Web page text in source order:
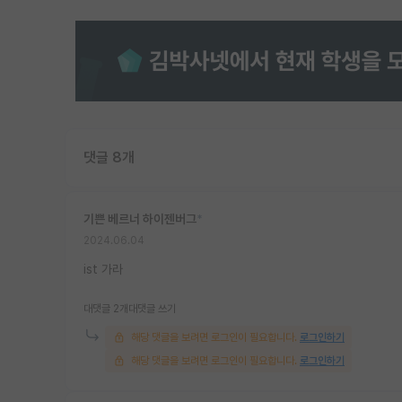
댓글 8개
기쁜 베르너 하이젠버그
ist 가라
대댓글 2개 대댓글 쓰기
해당 댓글을 보려면 로그인이 필요합니다. 로그인하기
해당 댓글을 보려면 로그인이 필요합니다. 로그인하기